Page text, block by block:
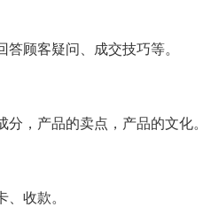
顾客疑问、成交技巧等。
，产品的卖点，产品的文化。
收款。